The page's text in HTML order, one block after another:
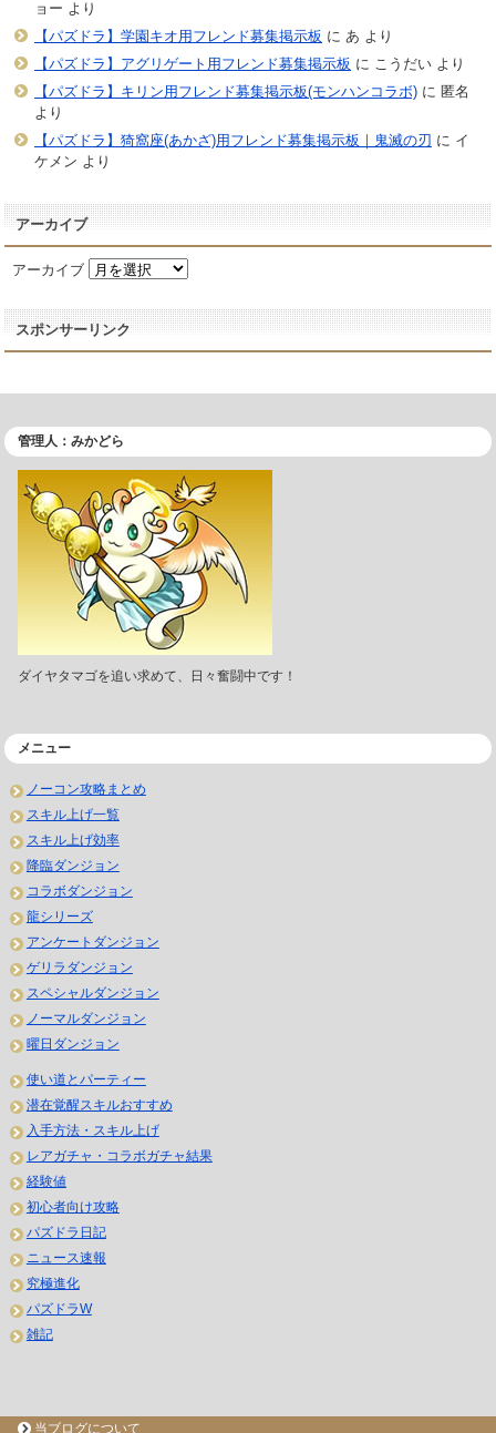
ョー より
【パズドラ】学園キオ用フレンド募集掲示板 に あ より
【パズドラ】アグリゲート用フレンド募集掲示板 に こうだいより
【パズドラ】キリン用フレンド募集掲示板(モンハンコラボ)に 匿名
より
【パズドラ】猗窩座(あかざ)用フレンド募集掲示板｜鬼滅の刃 に イ
ケメン より
アーカイブ
アーカイブ
スポンサーリンク
管理人：みかどら
ダイヤタマゴを追い求めて、日々奮闘中です！
メニュー
ノーコン攻略まとめ
スキル上げ一覧
スキル上げ効率
降臨ダンジョン
コラボダンジョン
龍シリーズ
アンケートダンジョン
ゲリラダンジョン
スペシャルダンジョン
ノーマルダンジョン
曜日ダンジョン
使い道とパーティー
潜在覚醒スキルおすすめ
入手方法・スキル上げ
レアガチャ・コラボガチャ結果
経験値
初心者向け攻略
パズドラ日記
ニュース速報
究極進化
パズドラW
雑記
当ブログについて